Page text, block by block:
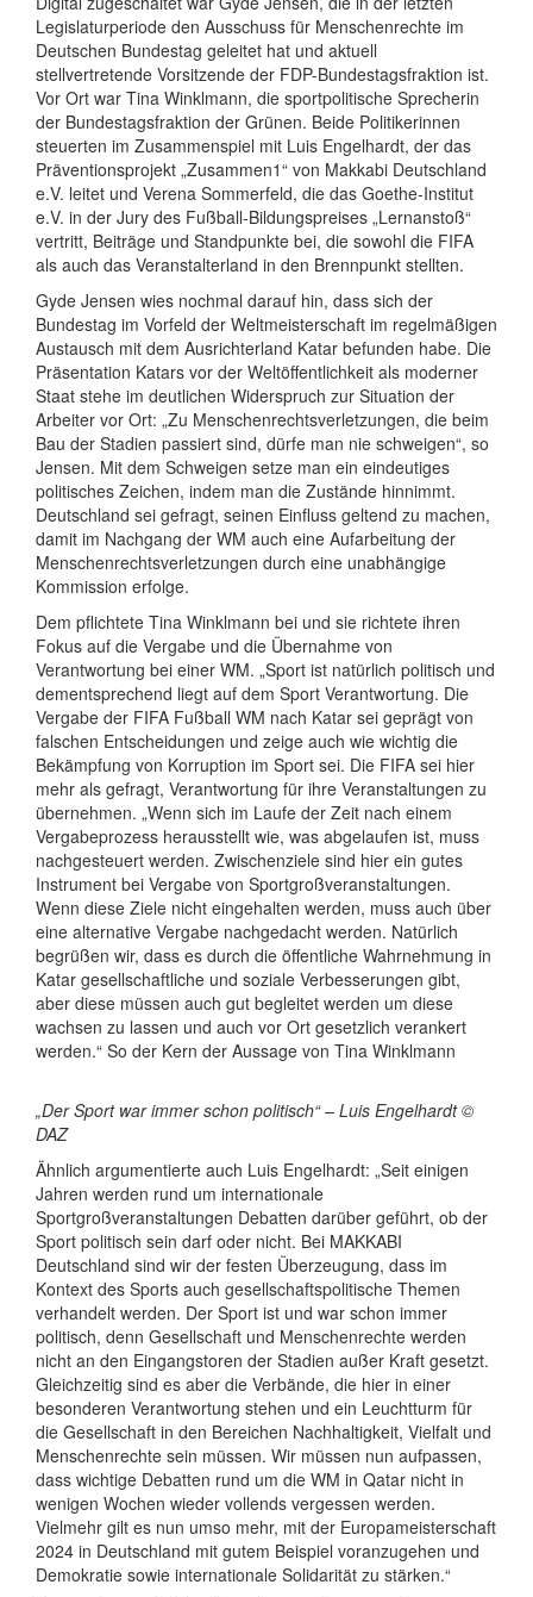
Legislaturperiode den Ausschuss für Menschenrechte im
Deutschen Bundestag geleitet hat und aktuell
stellvertretende Vorsitzende der FDP-Bundestagsfraktion ist.
Vor Ort war Tina Winklmann, die sportpolitische Sprecherin
der Bundestagsfraktion der Grünen. Beide Politikerinnen
steuerten im Zusammenspiel mit Luis Engelhardt, der das
Präventionsprojekt „Zusammen1“ von Makkabi Deutschland
e.V. leitet und Verena Sommerfeld, die das Goethe-Institut
e.V. in der Jury des Fußball-Bildungspreises „Lernanstoß“
vertritt, Beiträge und Standpunkte bei, die sowohl die FIFA
als auch das Veranstalterland in den Brennpunkt stellten.
Gyde Jensen wies nochmal darauf hin, dass sich der
Bundestag im Vorfeld der Weltmeisterschaft im regelmäßigen
Austausch mit dem Ausrichterland Katar befunden habe. Die
Präsentation Katars vor der Weltöffentlichkeit als moderner
Staat stehe im deutlichen Widerspruch zur Situation der
Arbeiter vor Ort: „Zu Menschenrechtsverletzungen, die beim
Bau der Stadien passiert sind, dürfe man nie schweigen“, so
Jensen. Mit dem Schweigen setze man ein eindeutiges
politisches Zeichen, indem man die Zustände hinnimmt.
Deutschland sei gefragt, seinen Einfluss geltend zu machen,
damit im Nachgang der WM auch eine Aufarbeitung der
Menschenrechtsverletzungen durch eine unabhängige
Kommission erfolge.
Dem pflichtete Tina Winklmann bei und sie richtete ihren
Fokus auf die Vergabe und die Übernahme von
Verantwortung bei einer WM. „Sport ist natürlich politisch und
dementsprechend liegt auf dem Sport Verantwortung. Die
Vergabe der FIFA Fußball WM nach Katar sei geprägt von
falschen Entscheidungen und zeige auch wie wichtig die
Bekämpfung von Korruption im Sport sei. Die FIFA sei hier
mehr als gefragt, Verantwortung für ihre Veranstaltungen zu
übernehmen. „Wenn sich im Laufe der Zeit nach einem
Vergabeprozess herausstellt wie, was abgelaufen ist, muss
nachgesteuert werden. Zwischenziele sind hier ein gutes
Instrument bei Vergabe von Sportgroßveranstaltungen.
Wenn diese Ziele nicht eingehalten werden, muss auch über
eine alternative Vergabe nachgedacht werden. Natürlich
begrüßen wir, dass es durch die öffentliche Wahrnehmung in
Katar gesellschaftliche und soziale Verbesserungen gibt,
aber diese müssen auch gut begleitet werden um diese
wachsen zu lassen und auch vor Ort gesetzlich verankert
werden.“ So der Kern der Aussage von Tina Winklmann
„Der Sport war immer schon politisch“ – Luis Engelhardt ©
DAZ
Ähnlich argumentierte auch Luis Engelhardt: „Seit einigen
Jahren werden rund um internationale
Sportgroßveranstaltungen Debatten darüber geführt, ob der
Sport politisch sein darf oder nicht. Bei MAKKABI
Deutschland sind wir der festen Überzeugung, dass im
Kontext des Sports auch gesellschaftspolitische Themen
verhandelt werden. Der Sport ist und war schon immer
politisch, denn Gesellschaft und Menschenrechte werden
nicht an den Eingangstoren der Stadien außer Kraft gesetzt.
Gleichzeitig sind es aber die Verbände, die hier in einer
besonderen Verantwortung stehen und ein Leuchtturm für
die Gesellschaft in den Bereichen Nachhaltigkeit, Vielfalt und
Menschenrechte sein müssen. Wir müssen nun aufpassen,
dass wichtige Debatten rund um die WM in Qatar nicht in
wenigen Wochen wieder vollends vergessen werden.
Vielmehr gilt es nun umso mehr, mit der Europameisterschaft
2024 in Deutschland mit gutem Beispiel voranzugehen und
Demokratie sowie internationale Solidarität zu stärken.“